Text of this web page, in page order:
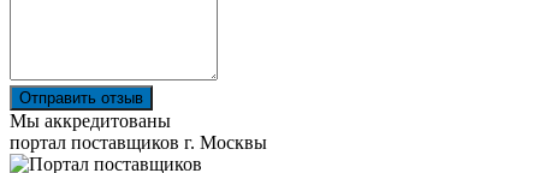
Отправить отзыв
Мы аккредитованы
портал поставщиков г. Москвы